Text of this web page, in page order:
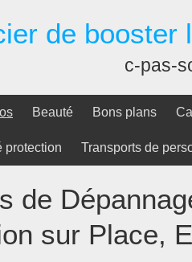
de booster
c-pas-
Beauté Bons plans
protection Transports de
de
sur Place,